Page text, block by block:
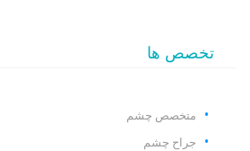
تخصص ها
متخصص چشم
جراح چشم